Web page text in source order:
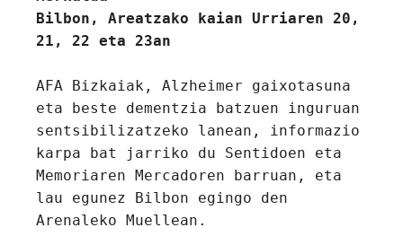
Bilbon, Areatzako kaian Urriaren 20,
21, 22 eta 23an
AFA Bizkaiak, Alzheimer gaixotasuna
eta beste dementzia batzuen inguruan
sentsibilizatzeko lanean, informazio
karpa bat jarriko du Sentidoen eta
Memoriaren Mercadoren barruan, eta
lau egunez Bilbon egingo den
Arenaleko Muellean.